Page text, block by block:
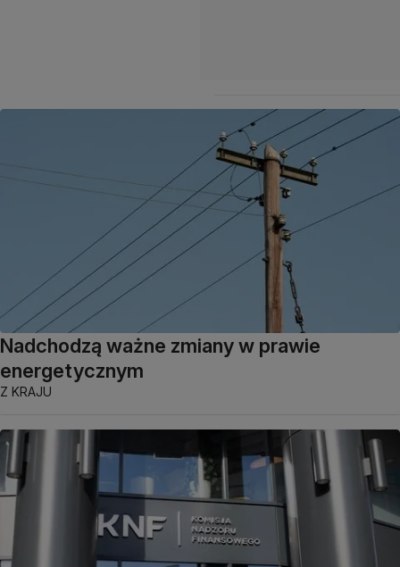
Nadchodzą ważne zmiany w prawie
energetycznym
Z KRAJU